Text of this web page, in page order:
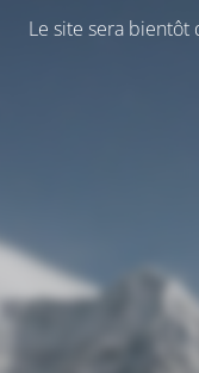
Le site sera bientôt